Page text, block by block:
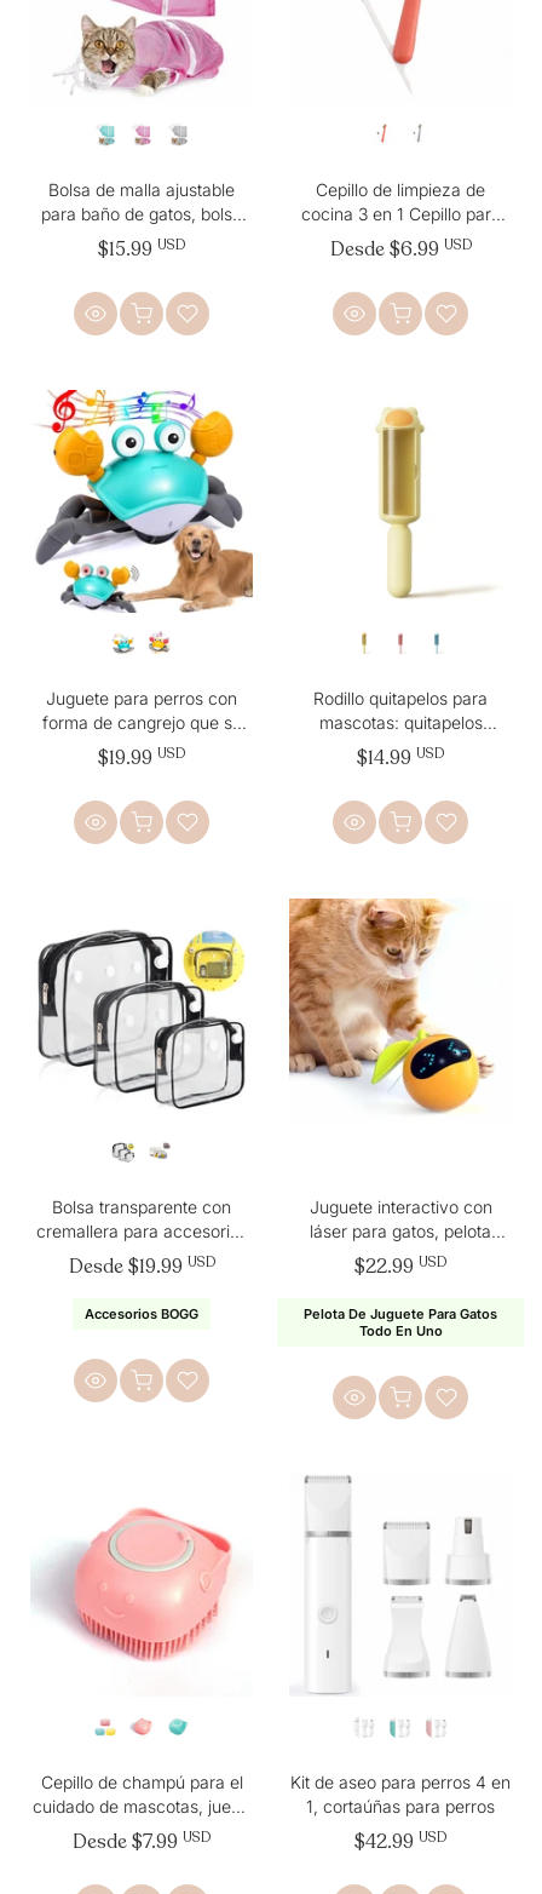
Bolsa de malla ajustable
para baño de gatos, bolsa
de sujeción
$15.99 USD
Cepillo de limpieza de
cocina 3 en 1 Cepillo para
estufa de gas
Desde $6.99 USD
Juguete para perros con
forma de cangrejo que se
escapa y sensor para evitar
obstáculos
$19.99 USD
Rodillo quitapelos para
mascotas: quitapelos
reutilizable para gatos y
perros para muebles
$14.99 USD
Bolsa transparente con
cremallera para accesorios
para bolso de playa BOGG
(paquete de 3)
Desde $19.99 USD
Accesorios BOGG
Juguete interactivo con
láser para gatos, pelota
rodante activa para gatos de
interior
$22.99 USD
Pelota De Juguete Para Gatos
Todo En Uno
Cepillo de champú para el
cuidado de mascotas, juego
familiar, paquete de 3
Desde$7.99 USD
Kit de aseo para perros 4 en
1, cortaúñas para perros
$42.99 USD